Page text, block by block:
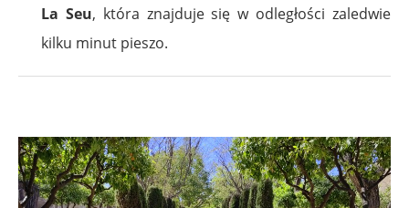
La Seu, która znajduje się w odległości zaledwie
kilku minut pieszo.